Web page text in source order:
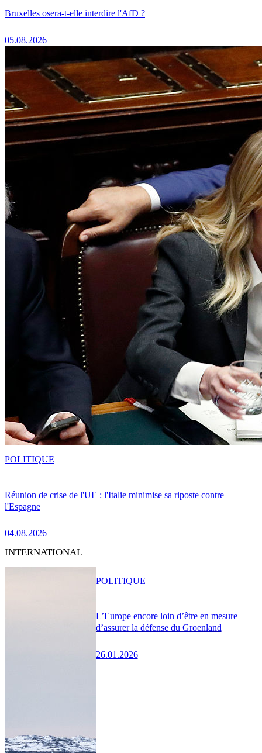
Bruxelles osera-t-elle interdire l'AfD ?
05.08.2026
Réunion de crise de l'UE : l'Italie minimise sa riposte contre
l'Espagne
04.08.2026
POLITIQUE
INTERNATIONAL
L’Europe encore loin d’être en mesure
d’assurer la défense du Groenland
26.01.2026
POLITIQUE